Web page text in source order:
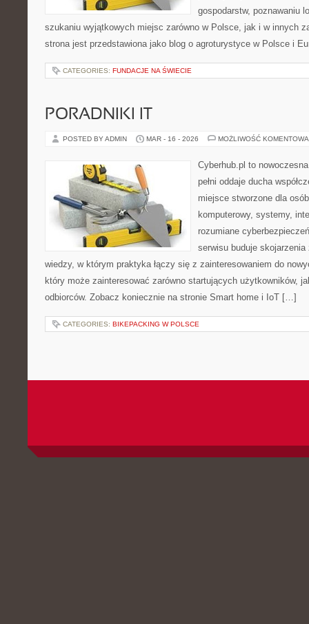
gospodarstw, poznawaniu
szukaniu wyjątkowych miejsc zarówno w Polsce, jak i w innych
strona jest przedstawiona jako blog o agroturystyce w Polsce i
CATEGORIES: FUNDACJE NA ŚWIECIE
PORADNIKI IT
POSTED BY ADMIN MAR - 16 - 2026 MOŻLIWOŚĆ
Cyberhub.pl to
pełni oddaje ducha
miejsce stworzone dla
komputerowy, systemy,
rozumiane
serwisu buduje
wiedzy, w którym praktyka łączy się z zainteresowaniem do
który może zainteresować zarówno startujących użytkowników,
odbiorców. Zobacz koniecznie na stronie Smart home i IoT […]
CATEGORIES: BIKEPACKING W POLSCE